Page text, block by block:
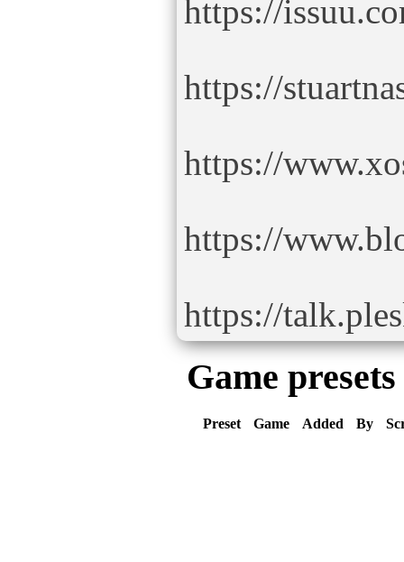
https://
https://
https://
https://
https://
Game presets
Preset Game Added By